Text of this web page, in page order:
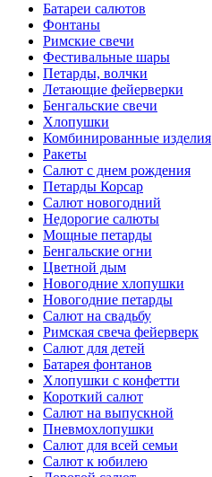
Батареи салютов
Фонтаны
Римские свечи
Фестивальные шары
Петарды, волчки
Летающие фейерверки
Бенгальские свечи
Хлопушки
Комбинированные изделия
Ракеты
Салют с днем рождения
Петарды Корсар
Салют новогодний
Недорогие салюты
Мощные петарды
Бенгальские огни
Цветной дым
Новогодние хлопушки
Новогодние петарды
Салют на свадьбу
Римская свеча фейерверк
Салют для детей
Батарея фонтанов
Хлопушки с конфетти
Короткий салют
Салют на выпускной
Пневмохлопушки
Салют для всей семьи
Салют к юбилею